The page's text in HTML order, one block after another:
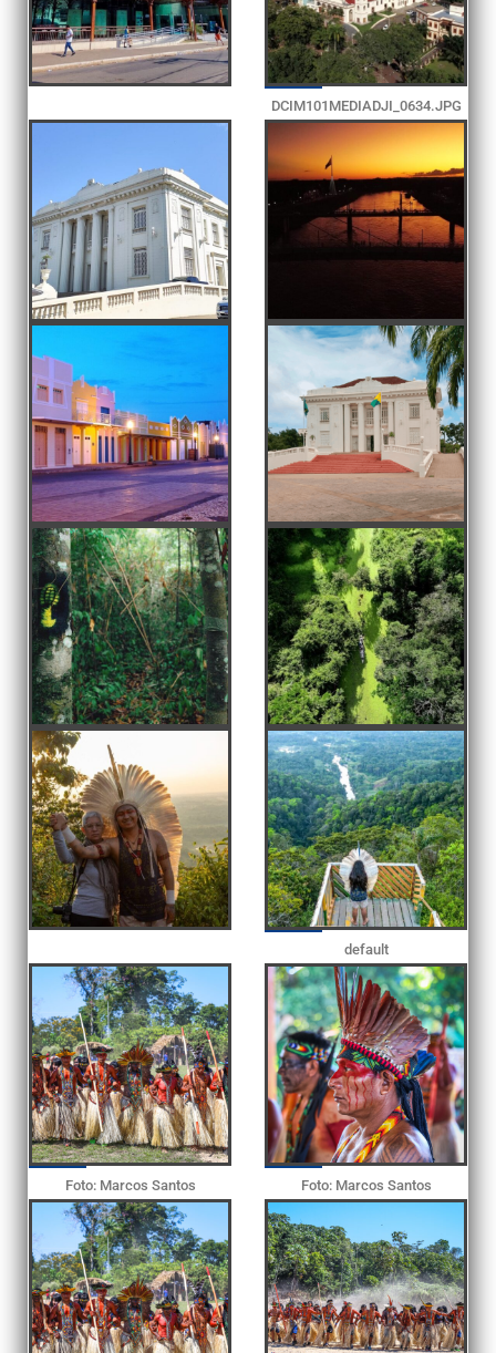
DCIM101MEDIADJI_0634.JPG
default
Foto: Marcos Santos Foto: Marcos Santos